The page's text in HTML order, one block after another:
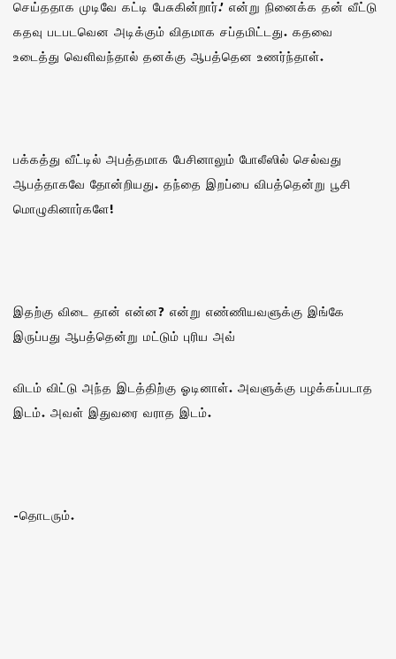
செய்ததாக முடிவே கட்டி பேசுகின்றார்.‌’ என்று நினைக்க தன் வீட்டு
கதவு படபடவென அடிக்கும் விதமாக சப்தமிட்டது. கதவை
உடைத்து வெளிவந்தால் தனக்கு ஆபத்தென உணர்ந்தாள்.
பக்கத்து வீட்டில் அபத்தமாக பேசினாலும் போலீஸில் செல்வது
ஆபத்தாகவே தோன்றியது. தந்தை இறப்பை விபத்தென்று பூசி
மொழுகினார்களே!
இதற்கு விடை தான் என்ன? என்று எண்ணியவளுக்கு இங்கே
இருப்பது ஆபத்தென்று மட்டும் புரிய அவ்
விடம் விட்டு அந்த இடத்திற்கு ஓடினாள். அவளுக்கு பழக்கப்படாத
இடம். அவள் இதுவரை வராத இடம்.
-தொடரும்.